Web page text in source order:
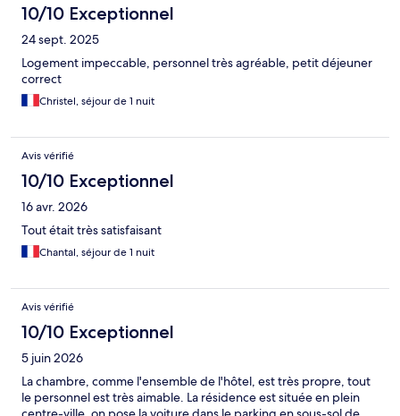
10/10 Exceptionnel
24 sept. 2025
Logement impeccable, personnel très agréable, petit déjeuner
correct
Christel, séjour de 1 nuit
Avis vérifié
10/10 Exceptionnel
16 avr. 2026
Tout était très satisfaisant
Chantal, séjour de 1 nuit
Avis vérifié
10/10 Exceptionnel
5 juin 2026
La chambre, comme l'ensemble de l'hôtel, est très propre, tout
le personnel est très aimable. La résidence est située en plein